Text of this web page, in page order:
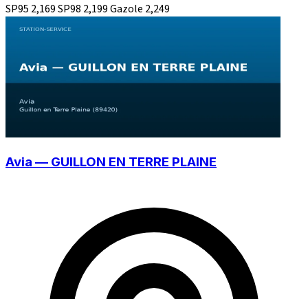
SP95 2,169SP98 2,199Gazole 2,249
Avia — GUILLON EN TERRE PLAINE